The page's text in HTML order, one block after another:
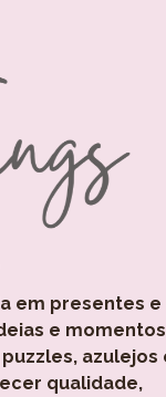
em presentes e
e momentos
azulejos
qualidade,